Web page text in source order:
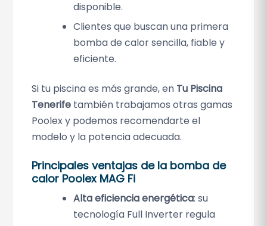
disponible.
Clientes que buscan una primera
bomba de calor sencilla, fiable y
eficiente.
Si tu piscina es más grande, en Tu Piscina
Tenerife también trabajamos otras gamas
Poolex y podemos recomendarte el
modelo y la potencia adecuada.
Principales ventajas de la bomba de
calor Poolex MAG Fi
Alta eficiencia energética: su
tecnología Full Inverter regula